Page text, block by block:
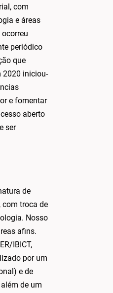
com
e áreas
periódico
que
2020 iniciou-
e fomentar
aberto
ser
de
troca de
Nosso
afins.
IBICT,
por um
e de
de um